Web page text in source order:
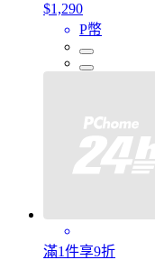
$1,290
P幣
滿1件享9折